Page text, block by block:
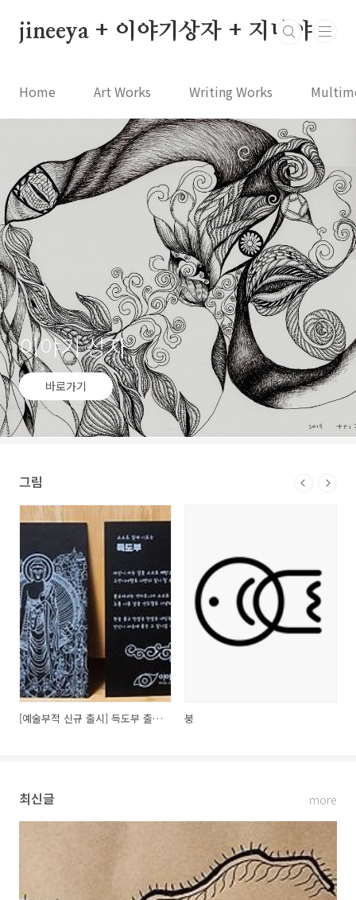
jineeya + 이야기상자 + 지니야
Home Art Works Writing Works
이야기 상자
바로가기
그림
[예술부적 신규 출시] 득도부 출시! 붕
최신글 more